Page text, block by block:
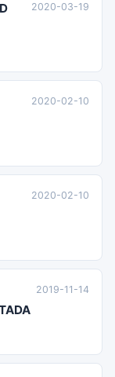
2020-03-19
2020-02-10
2020-02-10
2019-11-14